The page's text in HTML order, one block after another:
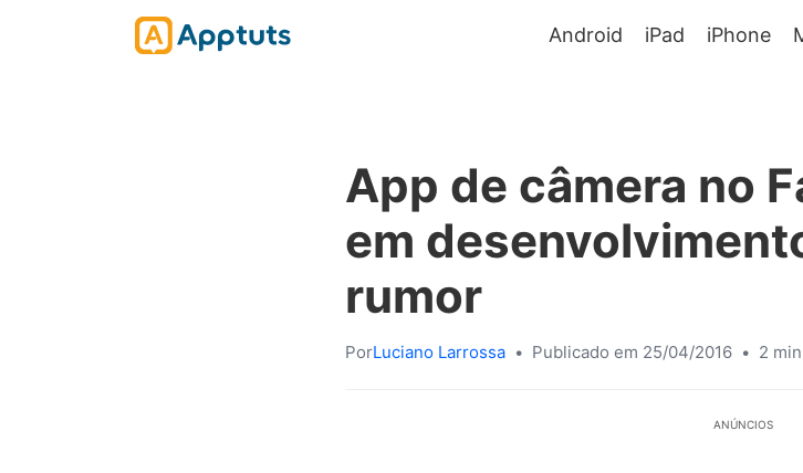
Android iPad iPhone
App de câmera no
em
rumor
PorLuciano Larrossa • Publicado em 25/04/2016 • 2
ANÚNCIOS